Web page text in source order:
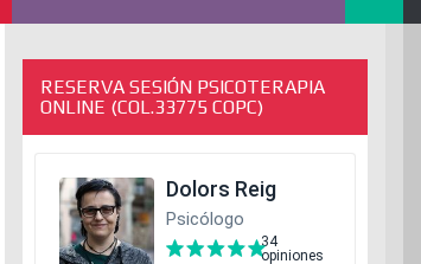
RESERVA SESIÓN PSICOTERAPIA
ONLINE (COL.33775 COPC)